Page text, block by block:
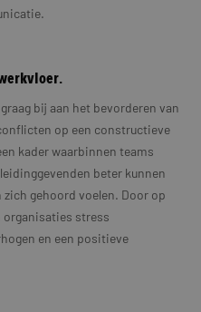
bij aan het bevorderen van
op een constructieve
kader waarbinnen teams
beter kunnen
gehoord voelen. Door op
stress
en een positieve